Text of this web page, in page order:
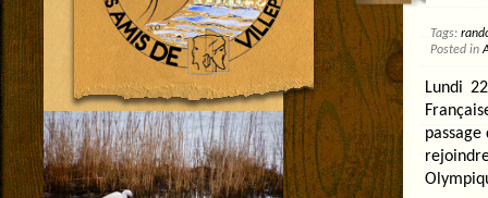
Tags:
Posted in
Lundi